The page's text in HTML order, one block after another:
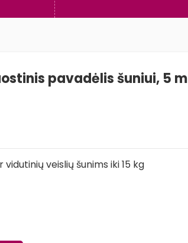
pavadėlis šuniui, 5 m
veislių šunims iki 15 kg